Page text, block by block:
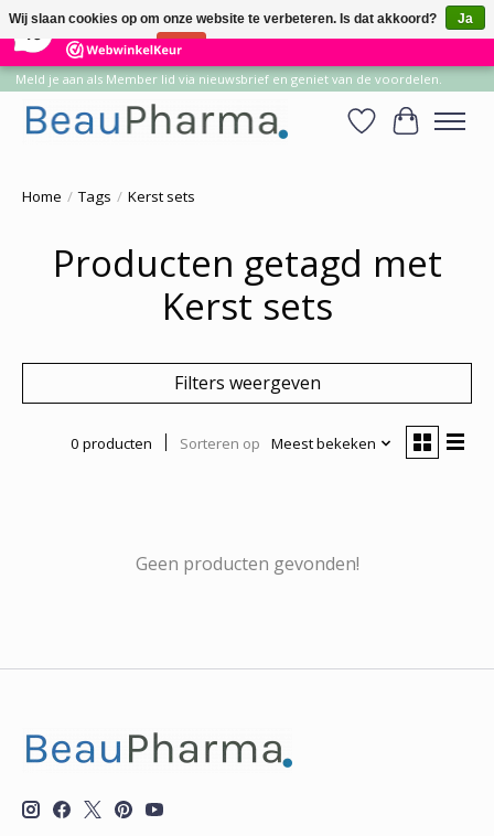
14 Reviews ×
Meld je aan als Member lid via nieuwsbrief en geniet van de voordelen.
Verlanglijst
Home / Tags / Kerst sets
Producten getagd met
Kerst sets
Filters weergeven
0 producten Sorteren op Meest bekeken
Geen producten gevonden!
Wij slaan cookies op om onze website te verbeteren. Is dat akkoord?
Ja
Nee